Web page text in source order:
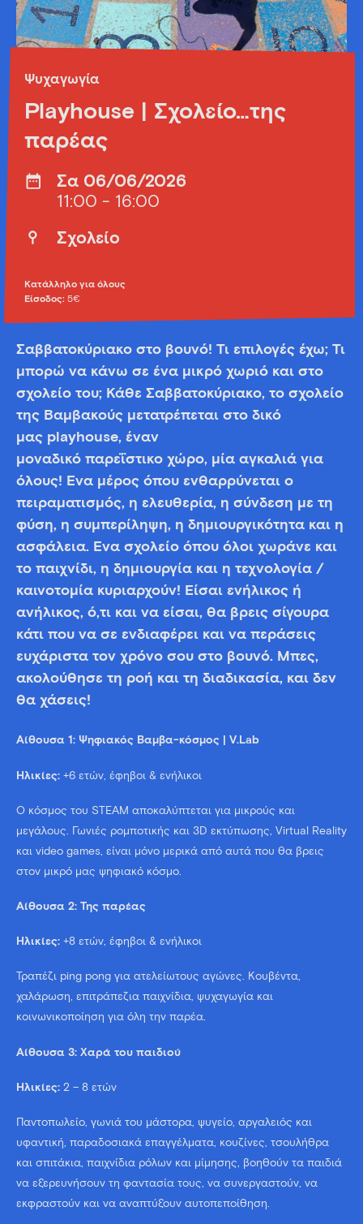
Ψυχαγωγία
Playhouse | Σχολείο…της
παρέας
Σα 06/06/2026
11:00 - 16:00
Σχολείο
Κατάλληλο για όλους
Είσοδος: 5€
Σαββατοκύριακο στο βουνό! Τι επιλογές έχω; Τι
μπορώ να κάνω σε ένα μικρό χωριό και στο
σχολείο του; Κάθε Σαββατοκύριακο, το σχολείο
της Βαμβακούς μετατρέπεται στο δικό
μας playhouse, έναν
μοναδικό παρεΐστικο χώρο, μία αγκαλιά για
όλους! Ένα μέρος όπου ενθαρρύνεται ο
πειραματισμός, η ελευθερία, η σύνδεση με τη
φύση, η συμπερίληψη, η δημιουργικότητα και η
ασφάλεια. Ένα σχολείο όπου όλοι χωράνε και
το παιχνίδι, η δημιουργία και η τεχνολογία /
καινοτομία κυριαρχούν! Είσαι ενήλικος ή
ανήλικος, ό,τι και να είσαι, θα βρεις σίγουρα
κάτι που να σε ενδιαφέρει και να περάσεις
ευχάριστα τον χρόνο σου στο βουνό. Μπες,
ακολούθησε τη ροή και τη διαδικασία, και δεν
θα χάσεις!
Αίθουσα 1: Ψηφιακός Βαμβα-κόσμος | V.Lab
Ηλικίες: +6 ετών, έφηβοι & ενήλικοι
Ο κόσμος του STEAM αποκαλύπτεται για μικρούς και
μεγάλους. Γωνιές ρομποτικής και 3D εκτύπωσης, Virtual Reality
και video games, είναι μόνο μερικά από αυτά που θα βρεις
στον μικρό μας ψηφιακό κόσμο.
Aίθουσα 2: Της παρέας
Ηλικίες: +8 ετών, έφηβοι & ενήλικοι
Τραπέζι ping pong για ατελείωτους αγώνες. Κουβέντα,
χαλάρωση, επιτράπεζια παιχνίδια, ψυχαγωγία και
κοινωνικοποίηση για όλη την παρέα.
Αίθουσα 3: Χαρά του παιδιού
Ηλικίες: 2 – 8 ετών
Παντοπωλείο, γωνιά του μάστορα, ψυγείο, αργαλειός και
υφαντική, παραδοσιακά επαγγέλματα, κουζίνες, τσουλήθρα
και σπιτάκια, παιχνίδια ρόλων και μίμησης, βοηθούν τα παιδιά
να εξερευνήσουν τη φαντασία τους, να συνεργαστούν, να
εκφραστούν και να αναπτύξουν αυτοπεποίθηση.